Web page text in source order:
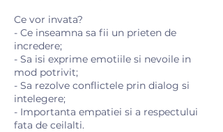
Ce vor invata?
- Ce inseamna sa fii un prieten de
incredere;
- Sa isi exprime emotiile si nevoile in
mod potrivit;
- Sa rezolve conflictele prin dialog si
intelegere;
- Importanta empatiei si a respectului
fata de ceilalti.